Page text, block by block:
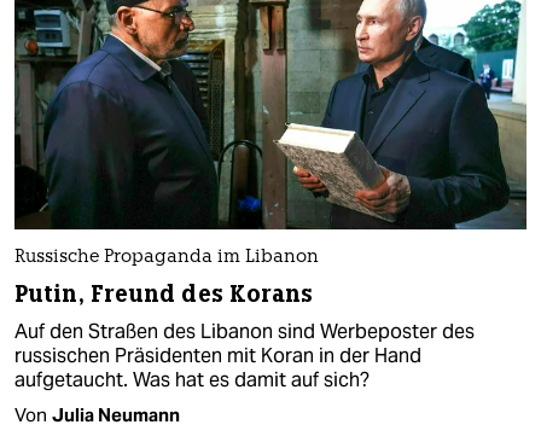
Russische Propaganda im Libanon
Putin, Freund des Korans
Auf den Straßen des Libanon sind Werbeposter des
russischen Präsidenten mit Koran in der Hand
aufgetaucht. Was hat es damit auf sich?
Von Julia Neumann